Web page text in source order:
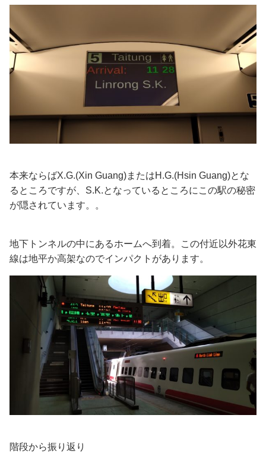
本来ならばX.G.(Xin Guang)またはH.G.(Hsin Guang)とな
るところですが、S.K.となっているところにこの駅の秘密
が隠されています。。
地下トンネルの中にあるホームへ到着。この付近以外花東
線は地平か高架なのでインパクトがあります。
階段から振り返り